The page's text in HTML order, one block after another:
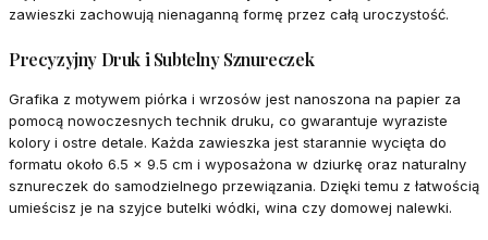
zawieszki zachowują nienaganną formę przez całą uroczystość.
Precyzyjny Druk i Subtelny Sznureczek
Grafika z motywem piórka i wrzosów jest nanoszona na papier za
pomocą nowoczesnych technik druku, co gwarantuje wyraziste
kolory i ostre detale. Każda zawieszka jest starannie wycięta do
formatu około 6.5 x 9.5 cm i wyposażona w dziurkę oraz naturalny
sznureczek do samodzielnego przewiązania. Dzięki temu z łatwością
umieścisz je na szyjce butelki wódki, wina czy domowej nalewki.